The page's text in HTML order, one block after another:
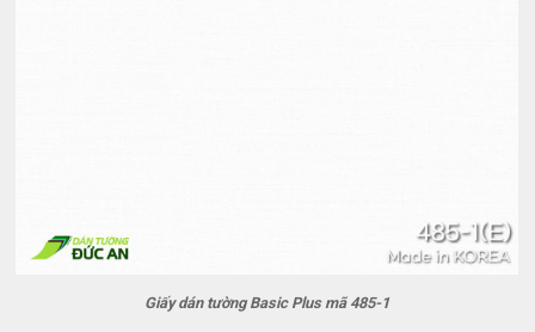
Giấy dán tường Basic Plus mã 485-1